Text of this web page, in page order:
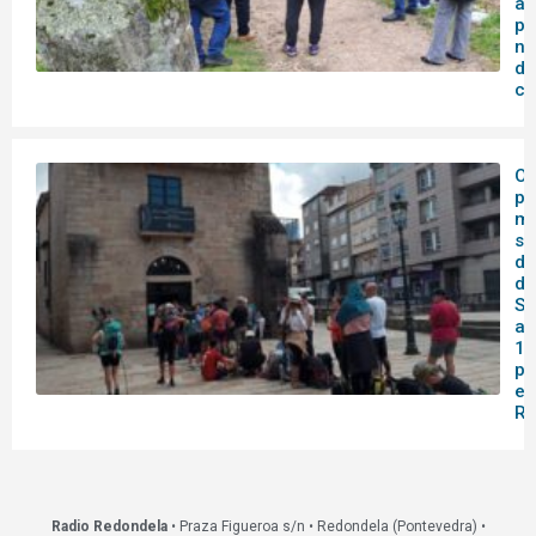
O
de
14
en
Radio Redondela• Praza Figueroa s/n • Redondela (Pontevedra) •